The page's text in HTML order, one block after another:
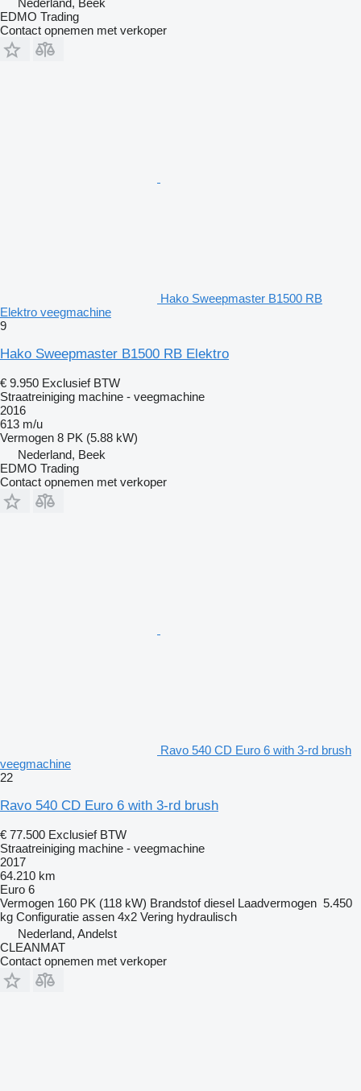
Nederland, Beek
EDMO Trading
Contact opnemen met verkoper
Hako Sweepmaster B1500 RB
Elektro veegmachine
9
Hako Sweepmaster B1500 RB Elektro
€ 9.950 Exclusief BTW
Straatreiniging machine - veegmachine
2016
613 m/u
Vermogen 8 PK (5.88 kW)
Nederland, Beek
EDMO Trading
Contact opnemen met verkoper
Ravo 540 CD Euro 6 with 3-rd brush
veegmachine
22
Ravo 540 CD Euro 6 with 3-rd brush
€ 77.500 Exclusief BTW
Straatreiniging machine - veegmachine
2017
64.210 km
Euro 6
Vermogen 160 PK (118 kW) Brandstof diesel Laadvermogen 5.450
kg Configuratie assen 4x2 Vering hydraulisch
Nederland, Andelst
CLEANMAT
Contact opnemen met verkoper